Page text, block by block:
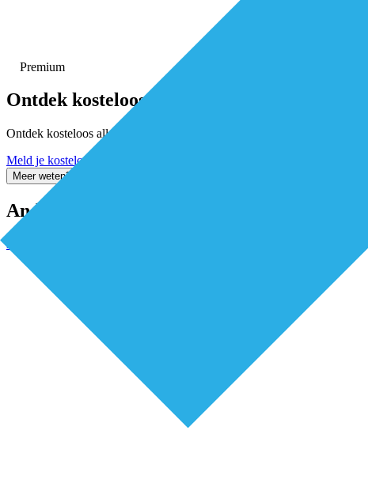
Premium
Ontdekkosteloos
Ontdek kosteloos alle premium artikelen. Activeer gratis je De
Meld je kosteloos aan
Meer weten? Stel je vraag via de chat
Andere artikelen
Alle artikelen